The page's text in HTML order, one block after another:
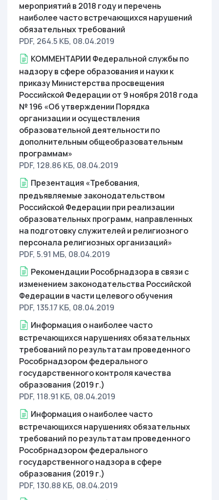
мероприятий в 2018 году и перечень
наиболее часто встречающихся нарушений
обязательных требований
PDF, 264.5 КБ, 08.04.2019
КОММЕНТАРИИ Федеральной службы по
надзору в сфере образования и науки к
приказу Министерства просвещения
Российской Федерации от 9 ноября 2018 года
№ 196 «Об утверждении Порядка
организации и осуществления
образовательной деятельности по
дополнительным общеобразовательным
программам»
PDF, 128.86 КБ, 08.04.2019
Презентация «Требования,
предъявляемые законодательством
Российской Федерации при реализации
образовательных программ, направленных
на подготовку служителей и религиозного
персонала религиозных организаций»
PDF, 5.91 МБ, 08.04.2019
Рекомендации Рособрнадзора в связи с
изменением законодательства Российской
Федерации в части целевого обучения
PDF, 135.17 КБ, 08.04.2019
Информация о наиболее часто
встречающихся нарушениях обязательных
требований по результатам проведенного
Рособрнадзором федерального
государственного контроля качества
образования (2019 г.)
PDF, 118.91 КБ, 08.04.2019
Информация о наиболее часто
встречающихся нарушениях обязательных
требований по результатам проведенного
Рособрнадзором федерального
государственного надзора в сфере
образования (2019 г.)
PDF, 130.88 КБ, 08.04.2019